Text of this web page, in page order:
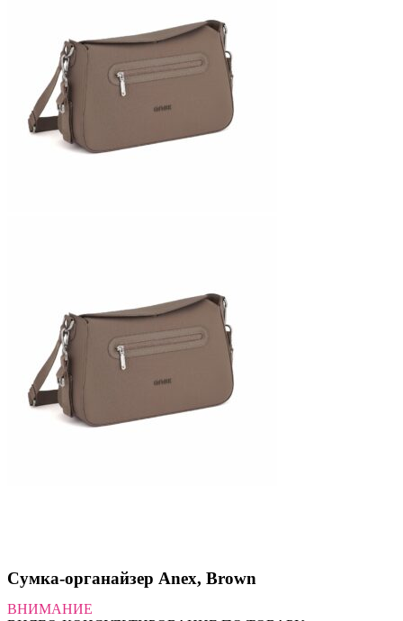
Сумка-органайзер Anex, Brown
ВНИМАНИЕ